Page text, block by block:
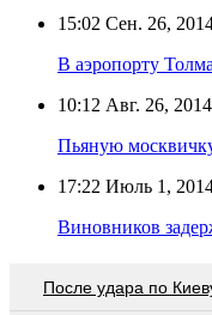
15:02 Сен. 26,
В аэропорту
10:12 Авг. 26, 2014
Пьяную
17:22 Июль 1,
Виновников
После удара по